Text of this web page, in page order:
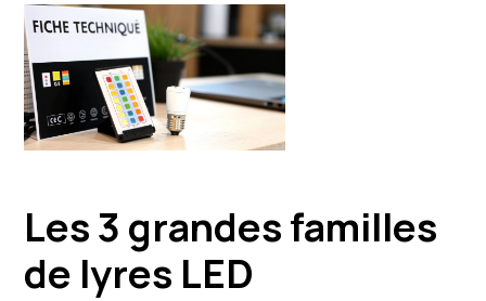
Les 3 grandes familles
de lyres LED